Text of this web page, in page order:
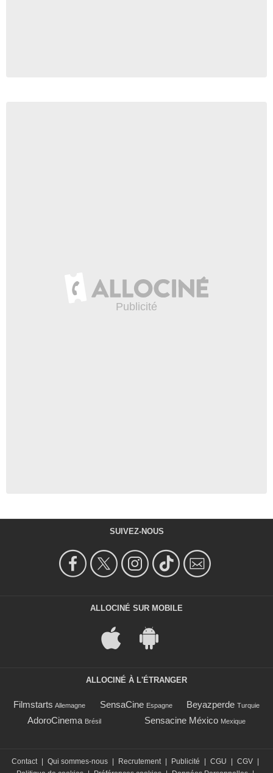
SUIVEZ-NOUS
ALLOCINÉ SUR MOBILE
ALLOCINÉ À L'ÉTRANGER
Filmstarts Allemagne SensaCine Espagne Beyazperde Turquie
AdoroCinema Brésil Sensacine México Mexique
Contact Qui sommes-nous Recrutement Publicité CGU CGV